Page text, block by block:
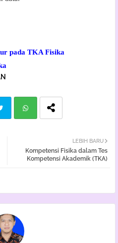
pada TKA Fisika
atsa
LEBIH BARU
Kompetensi Fisika dalam Tes
Kompetensi Akademik (TKA)